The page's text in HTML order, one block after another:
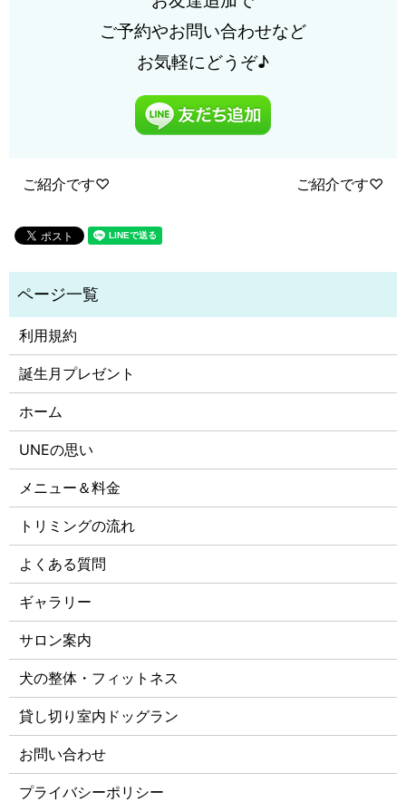
ご予約やお問い合わせなど
お気軽にどうぞ♪
ご紹介です♡ ご紹介です♡
利用規約
誕生月プレゼント
ホーム
UNEの思い
メニュー＆料金
トリミングの流れ
よくある質問
ギャラリー
サロン案内
犬の整体・フィットネス
貸し切り室内ドッグラン
お問い合わせ
プライバシーポリシー